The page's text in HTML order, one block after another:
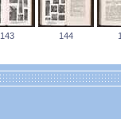
143 144